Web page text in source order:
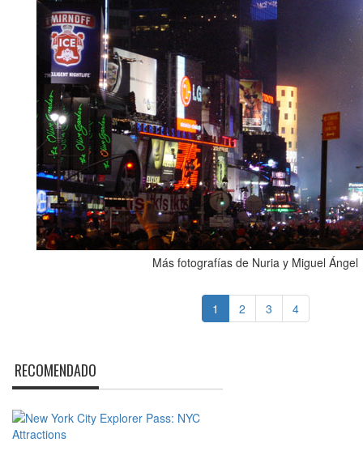
Más fotografías de Nuria y Miguel Ángel
1 2 3 4
RECOMENDADO